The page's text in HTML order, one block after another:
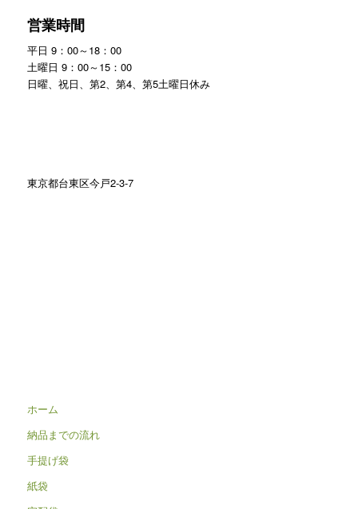
営業時間
平日 9：00～18：00
土曜日 9：00～15：00
日曜、祝日、第2、第4、第5土曜日休み
東京都台東区今戸2-3-7
ホーム
納品までの流れ
手提げ袋
紙袋